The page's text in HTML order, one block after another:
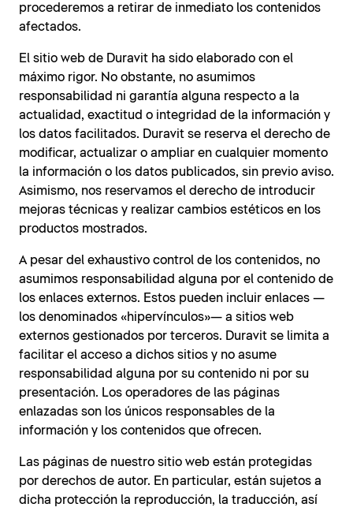
procederemos a retirar de inmediato los contenidos
afectados.
El sitio web de Duravit ha sido elaborado con el
máximo rigor. No obstante, no asumimos
responsabilidad ni garantía alguna respecto a la
actualidad, exactitud o integridad de la información y
los datos facilitados. Duravit se reserva el derecho de
modificar, actualizar o ampliar en cualquier momento
la información o los datos publicados, sin previo aviso.
Asimismo, nos reservamos el derecho de introducir
mejoras técnicas y realizar cambios estéticos en los
productos mostrados.
A pesar del exhaustivo control de los contenidos, no
asumimos responsabilidad alguna por el contenido de
los enlaces externos. Estos pueden incluir enlaces —
los denominados «hipervínculos»— a sitios web
externos gestionados por terceros. Duravit se limita a
facilitar el acceso a dichos sitios y no asume
responsabilidad alguna por su contenido ni por su
presentación. Los operadores de las páginas
enlazadas son los únicos responsables de la
información y los contenidos que ofrecen.
Las páginas de nuestro sitio web están protegidas
por derechos de autor. En particular, están sujetos a
dicha protección la reproducción, la traducción, así